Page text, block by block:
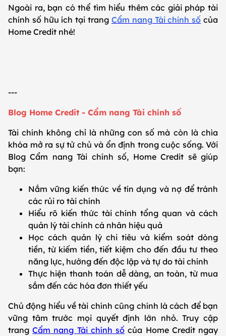
Ngoài ra, bạn có thể tìm hiểu thêm các giải pháp tài
chính số hữu ích tại trang Cẩm nang Tài chính số của
Home Credit nhé!
---
Blog Home Credit - Cẩm nang Tài chính số
Tài chính không chỉ là những con số mà còn là chìa
khóa mở ra sự tử chủ và ổn định trong cuộc sống. Với
Blog Cẩm nang Tài chính số, Home Credit sẽ giúp
bạn:
Nắm vững kiến thức về tín dụng và nợ để tránh
các rủi ro tài chính
Hiểu rõ kiến thức tài chính tổng quan và cách
quản lý tài chính cá nhân hiệu quả
Học cách quản lý chi tiêu và kiểm soát dòng
tiền, từ kiếm tiền, tiết kiệm cho đến đầu tư theo
năng lực, hướng đến độc lập và tự do tài chính
Thực hiện thanh toán dễ dàng, an toàn, từ mua
sắm đến các hóa đơn thiết yếu
Chủ động hiểu về tài chính cũng chính là cách để bạn
vững tâm trước mọi quyết định lớn nhỏ. Truy cập
trangCẩm nang Tài chính số của Home Credit ngay